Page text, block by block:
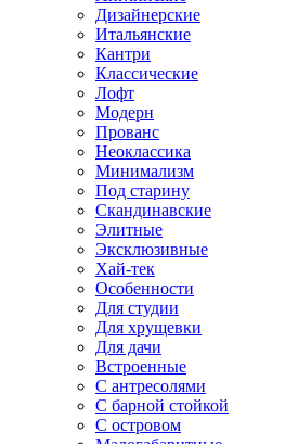
Дизайнерские
Итальянские
Кантри
Классические
Лофт
Модерн
Прованс
Неоклассика
Минимализм
Под старину
Скандинавские
Элитные
Эксклюзивные
Хай-тек
Особенности
Для студии
Для хрущевки
Для дачи
Встроенные
С антресолями
С барной стойкой
С островом